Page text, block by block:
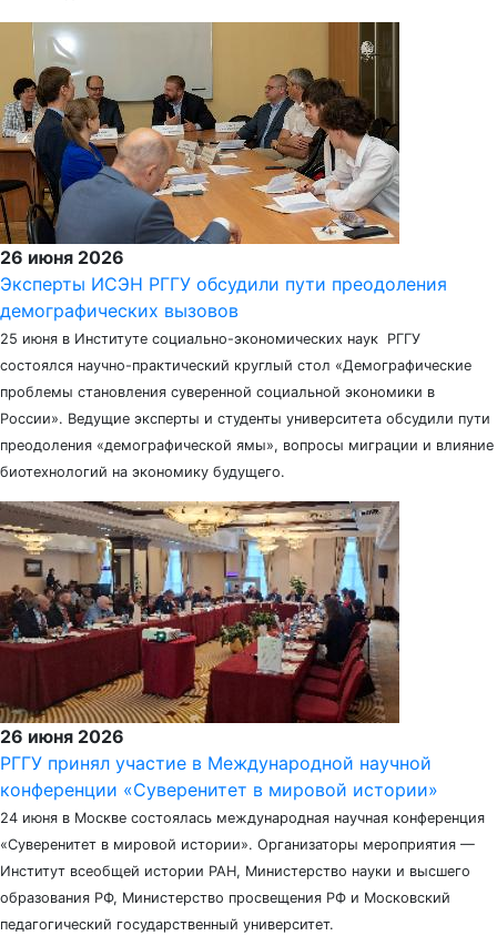
26 июня 2026
Эксперты ИСЭН РГГУ обсудили пути преодоления
демографических вызовов
25 июня в Институте социально-экономических наук РГГУ
состоялся научно-практический круглый стол «Демографические
проблемы становления суверенной социальной экономики в
России». Ведущие эксперты и студенты университета обсудили пути
преодоления «демографической ямы», вопросы миграции и влияние
биотехнологий на экономику будущего.
26 июня 2026
РГГУ принял участие в Международной научной
конференции «Суверенитет в мировой истории»
24 июня в Москве состоялась международная научная конференция
«Суверенитет в мировой истории». Организаторы мероприятия —
Институт всеобщей истории РАН, Министерство науки и высшего
образования РФ, Министерство просвещения РФ и Московский
педагогический государственный университет.